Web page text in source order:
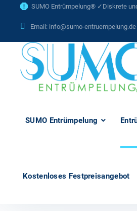
SUMO Entrümpelung® ✓Diskrete
Email: info@sumo-entruempelung.de
SUMO Entrümpelung
Kostenloses Festpreisangebot